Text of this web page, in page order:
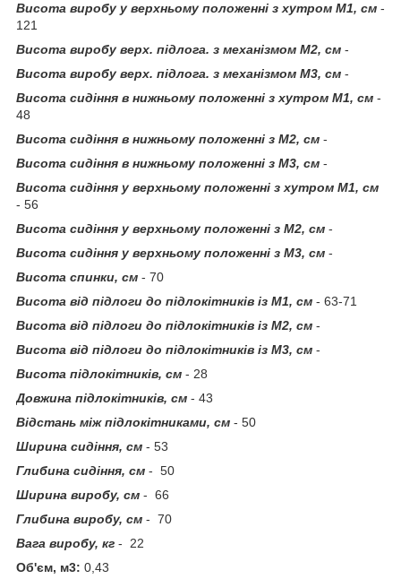
Висота виробу у верхньому положенні з хутром М1, см -
121
Висота виробу верх. підлога. з механізмом М2, см -
Висота виробу верх. підлога. з механізмом М3, см -
Висота сидіння в нижньому положенні з хутром М1, см -
48
Висота сидіння в нижньому положенні з М2, см -
Висота сидіння в нижньому положенні з М3, см -
Висота сидіння у верхньому положенні з хутром М1, см
- 56
Висота сидіння у верхньому положенні з М2, см -
Висота сидіння у верхньому положенні з М3, см -
Висота спинки, см - 70
Висота від підлоги до підлокітників із М1, см - 63-71
Висота від підлоги до підлокітників із М2, см -
Висота від підлоги до підлокітників із М3, см -
Висота підлокітників, см - 28
Довжина підлокітників, см - 43
Відстань між підлокітниками, см - 50
Ширина сидіння, см - 53
Глибина сидіння, см - 50
Ширина виробу, см - 66
Глибина виробу, см - 70
Вага виробу, кг - 22
Об'єм, м3: 0,43